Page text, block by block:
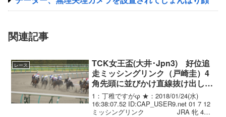
関連記事
レース
TCK女王盃(大井･Jpn3) 好位追
走ミッシングリンク（戸崎圭）4
角先頭に並びかけ直線抜け出し完
勝！重賞初制覇
1：丁稚ですがφ ★：2018/01/24(水)
16:38:07.52 ID:CAP_USER9.net 01 7 12
ミッシングリンク JRA 牝 4